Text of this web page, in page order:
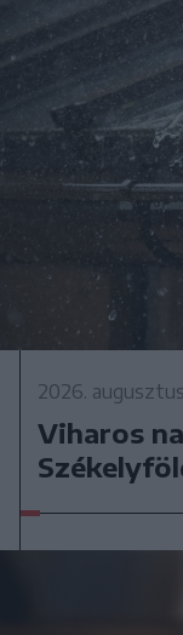
2026.
Viharos